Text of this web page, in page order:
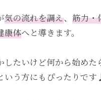
気の流れを調え、 筋力・
康体へと導きます。
したいけど何から始めた
いう方にもぴったりです